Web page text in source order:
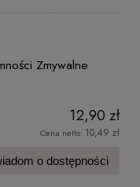
Zmywalne
12,90 zł
Cena netto: 10,49 zł
o dostępności